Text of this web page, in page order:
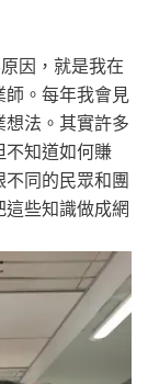
因，就是我在
師。每年我會見
法。其實許多
不知道如何賺
同的民眾和團
些知識做成網